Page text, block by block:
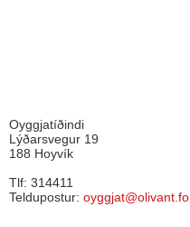
Oyggjatíðindi
Lýðarsvegur 19
188 Hoyvík
Tlf: 314411
Teldupostur: oyggjat@olivant.fo